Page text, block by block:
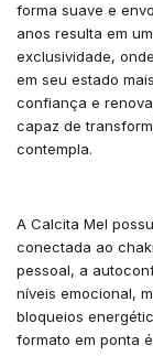
forma suave e
anos resulta em
exclusividade,
em seu estado
confiança e
capaz de
contempla.
A Calcita Mel
conectada ao
pessoal, a
níveis emocional,
bloqueios
formato em ponta